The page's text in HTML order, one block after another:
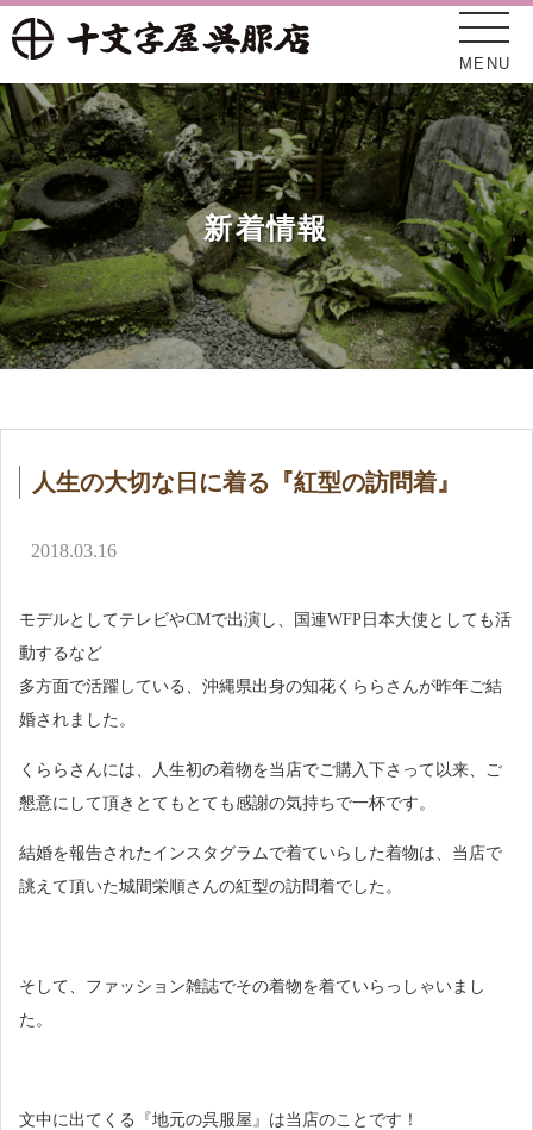
MENU
新着情報
十文字屋について
オンラインショップ
アクセス
新着情報
人生の大切な日に着る『紅型の訪問着』
2018.03.16
モデルとしてテレビやCMで出演し、国連WFP日本大使としても活
動するなど
多方面で活躍している、沖縄県出身の知花くららさんが昨年ご結
婚されました。
くららさんには、人生初の着物を当店でご購入下さって以来、ご
懇意にして頂きとてもとても感謝の気持ちで一杯です。
結婚を報告されたインスタグラムで着ていらした着物は、当店で
誂えて頂いた城間栄順さんの紅型の訪問着でした。
そして、ファッション雑誌でその着物を着ていらっしゃいまし
た。
文中に出てくる『地元の呉服屋』は当店のことです！